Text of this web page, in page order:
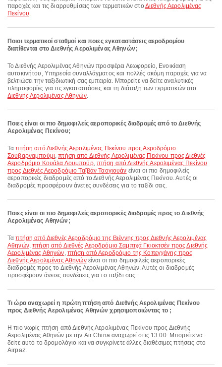
παροχές και τις διαρρυθμίσεις των τερματικών στοΔιεθνής Αερολιμένας
Πεκίνου.
Ποιοι τερματικοί σταθμοί και ποιες εγκαταστάσεις αεροδρομίου
διατίθενται στο Διεθνής Αερολιμένας Αθηνών;
Το Διεθνής Αερολιμένας Αθηνών προσφέρει Λεωφορείο, Ενοικίαση
αυτοκινήτου, Υπηρεσία συναλλάγματος και πολλές ακόμη παροχές για να
βελτιώσει την ταξιδιωτική σας εμπειρία. Μπορείτε να δείτε αναλυτικές
πληροφορίες για τις εγκαταστάσεις και τη διάταξη των τερματικών στο
Διεθνής Αερολιμένας Αθηνών.
Ποιες είναι οι πιο δημοφιλείς αεροπορικές διαδρομές από το Διεθνής
Αερολιμένας Πεκίνου;
Ταπτήση από Διεθνής Αερολιμένας Πεκίνου προς Αεροδρόμιο
Σουβαρναμπούμι,πτήση από Διεθνής Αερολιμένας Πεκίνου προς Διεθνές
Αεροδρόμιο Κουάλα Λουμπούρ, πτήση από Διεθνής Αερολιμένας Πεκίνου
προς Διεθνές Αεροδρόμιο Ταϊβάν Ταογιουάν είναι οι πιο δημοφιλείς
αεροπορικές διαδρομές από το Διεθνής Αερολιμένας Πεκίνου. Αυτές οι
διαδρομές προσφέρουν άνετες συνδέσεις για το ταξίδι σας.
Ποιες είναι οι πιο δημοφιλείς αεροπορικές διαδρομές προς το Διεθνής
Αερολιμένας Αθηνών;
Ταπτήση από Διεθνές Αεροδρόμιο της Βιέννης προς Διεθνής Αερολιμένας
Αθηνών,πτήση από Διεθνές Αεροδρόμιο Σαμπιχά Γκιοκτσέν προς Διεθνής
Αερολιμένας Αθηνών, πτήση από Αεροδρόμιο της Κοπεγχάγης προς
Διεθνής Αερολιμένας Αθηνώνείναι οι πιο δημοφιλείς αεροπορικές
διαδρομές προς το Διεθνής Αερολιμένας Αθηνών. Αυτές οι διαδρομές
προσφέρουν άνετες συνδέσεις για το ταξίδι σας.
Τι ώρα αναχωρεί η πρώτη πτήση από Διεθνής Αερολιμένας Πεκίνου
προς Διεθνής Αερολιμένας Αθηνών χρησιμοποιώντας το ;
Η πιο νωρίς πτήση από Διεθνής Αερολιμένας Πεκίνου προς Διεθνής
Αερολιμένας Αθηνών με την Air China αναχωρεί στις 13:00. Μπορείτε να
δείτε αυτό το δρομολόγιο και να συγκρίνετε άλλες διαθέσιμες πτήσεις στο
Airpaz.